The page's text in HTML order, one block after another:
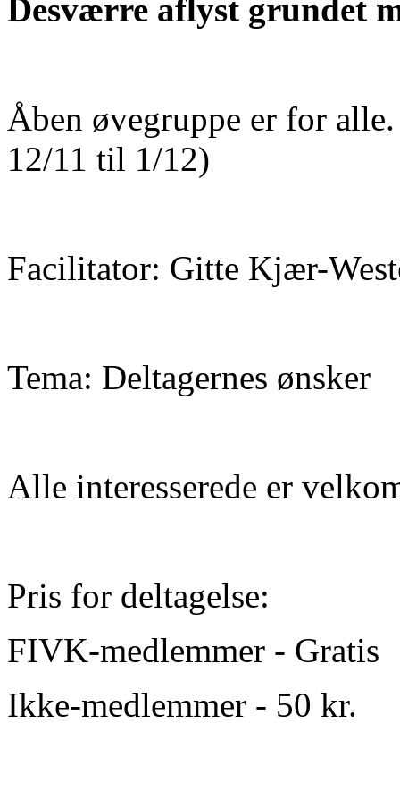
Desværre aflyst grundet
Åben øvegruppe er for
12/11 til 1/12)
Facilitator: Gitte Kjær-
Tema: Deltagernes ønsker
Alle interesserede er
Pris for deltagelse:
FIVK-medlemmer - Gratis
Ikke-medlemmer - 50 kr.